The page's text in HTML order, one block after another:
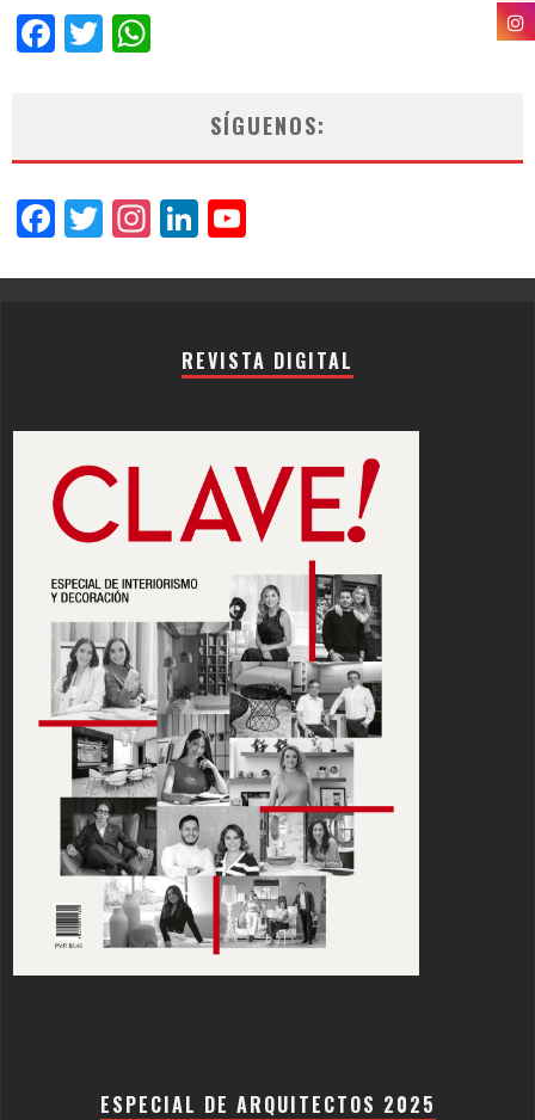
Facebook
Twitter
SÍGUENOS:
Facebook
Twitter
Instagram
LinkedIn
REVISTA DIGITAL
ESPECIAL DE ARQUITECTOS 2025